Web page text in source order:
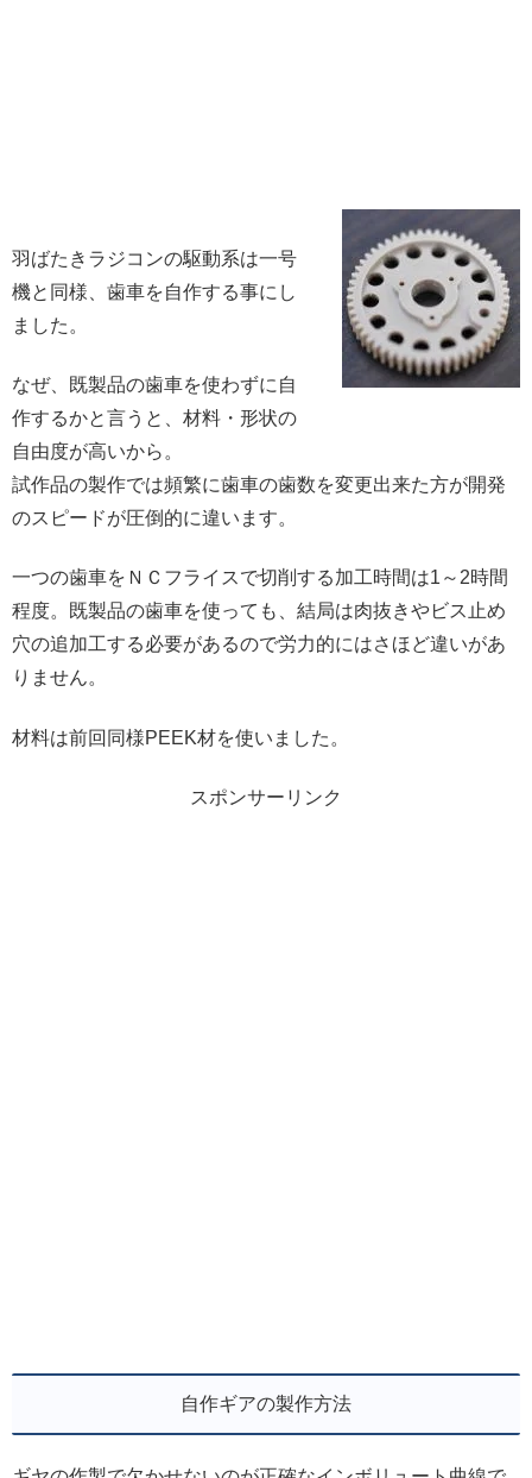
羽ばたきラジコンの駆動系は一号
機と同様、歯車を自作する事にし
ました。
なぜ、既製品の歯車を使わずに自
作するかと言うと、材料・形状の
自由度が高いから。
試作品の製作では頻繁に歯車の歯数を変更出来た方が開発
のスピードが圧倒的に違います。
一つの歯車をＮＣフライスで切削する加工時間は1～2時間
程度。既製品の歯車を使っても、結局は肉抜きやビス止め
穴の追加工する必要があるので労力的にはさほど違いがあ
りません。
材料は前回同様PEEK材を使いました。
スポンサーリンク
自作ギアの製作方法